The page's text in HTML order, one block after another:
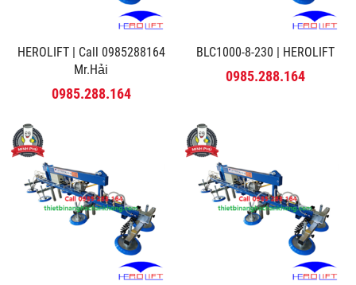
HEROLIFT | Call 0985288164
Mr.Hải
0985.288.164
BLC1000-8-230 | HEROLIFT
0985.288.164